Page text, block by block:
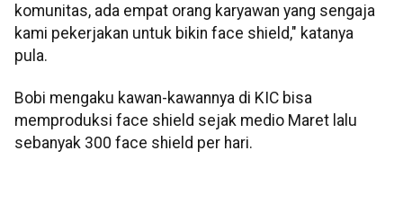
komunitas, ada empat orang karyawan yang sengaja
kami pekerjakan untuk bikin face shield," katanya
pula.
Bobi mengaku kawan-kawannya di KIC bisa
memproduksi face shield sejak medio Maret lalu
sebanyak 300 face shield per hari.